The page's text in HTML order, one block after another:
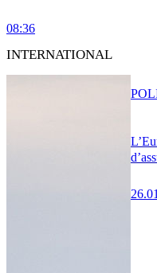
08:36
INTERNATIONAL